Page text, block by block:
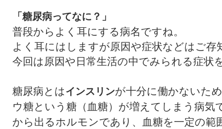
「糖尿病ってなに？」
普段からよく耳にする病名ですね。
よく耳にはしますが原因や症状などはご存
今回は原因や日常生活の中でみられる症状
糖尿病とはインスリンが十分に働かないた
ウ糖という糖（血糖）が増えてしまう病気
から出るホルモンであり、血糖を一定の範